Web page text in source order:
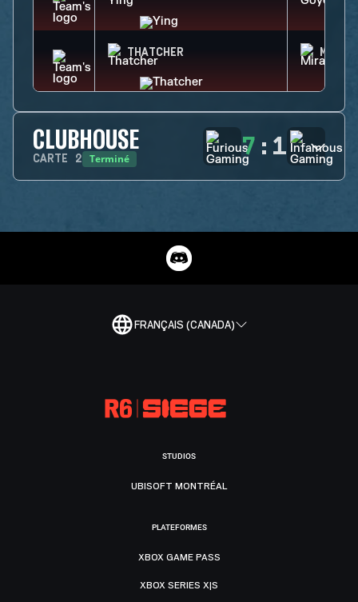
THATCHER MIRA
CLUBHOUSE
CARTE 2 Terminé 7 : 1
FRANÇAIS (CANADA)
STUDIOS
UBISOFT MONTRÉAL
PLATEFORMES
XBOX GAME PASS
XBOX SERIES X|S